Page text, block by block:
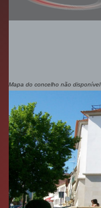
Mapa do concelho não disponível